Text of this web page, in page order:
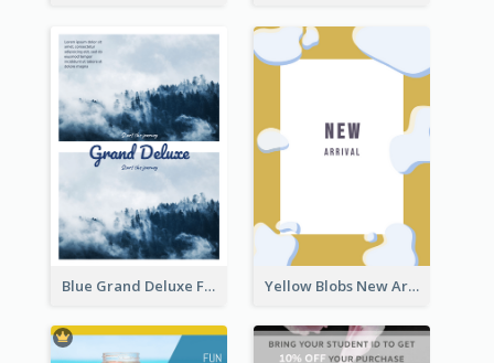
Blue Grand Deluxe Flyer Yellow Blobs New Arrival Flyer